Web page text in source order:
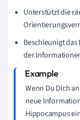
Unterstützt die
Beschleunigt
der
Wenn Du Dich
neue
Hippocampus